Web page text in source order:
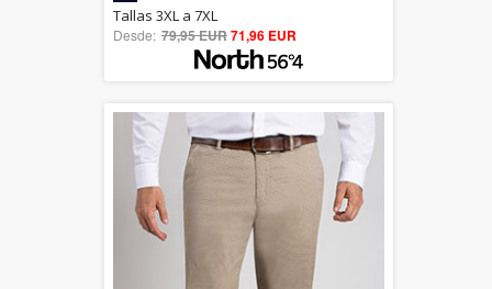
5.00
out of 5
Tallas 3XL a 7XL
Desde: 79,95 EUR71,96 EUR